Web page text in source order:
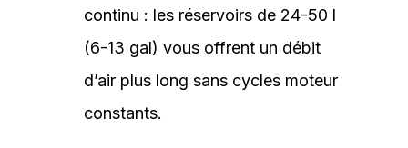
continu : les réservoirs de 24-50 l
(6-13 gal) vous offrent un débit
d’air plus long sans cycles moteur
constants.